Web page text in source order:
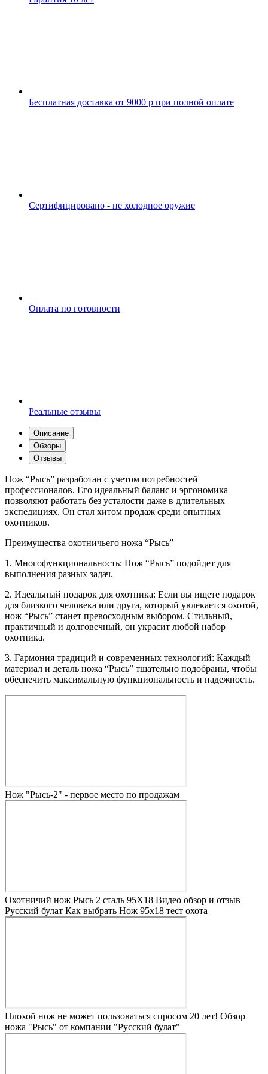
Бесплатная доставка от 9000 р при полной оплате
Сертифицировано - не холодное оружие
Оплата по готовности
Реальные отзывы
Описание
Обзоры
Отзывы
Нож “Рысь” разработан с учетом потребностей
профессионалов. Его идеальный баланс и эргономика
позволяют работать без усталости даже в длительных
экспедициях. Он стал хитом продаж среди опытных
охотников.
Преимущества охотничьего ножа “Рысь”
1. Многофункциональность: Нож “Рысь” подойдет для
выполнения разных задач.
2. Идеальный подарок для охотника: Если вы ищете подарок
для близкого человека или друга, который увлекается охотой,
нож “Рысь” станет превосходным выбором. Стильный,
практичный и долговечный, он украсит любой набор
охотника.
3. Гармония традиций и современных технологий: Каждый
материал и деталь ножа “Рысь” тщательно подобраны, чтобы
обеспечить максимальную функциональность и надежность.
Нож "Рысь-2" - первое место по продажам
Охотничий нож Рысь 2 сталь 95Х18 Видео обзор и отзыв
Русский булат Как выбрать Нож 95х18 тест охота
Плохой нож не может пользоваться спросом 20 лет! Обзор
ножа "Рысь" от компании "Русский булат"